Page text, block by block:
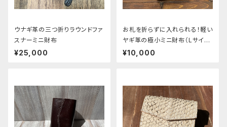
ウナギ革の三つ折りラウンドファ
スナーミニ財布
¥25,000
お札を折らずに入れられる！軽い
ヤギ革の極小ミニ財布（Lサイ
ズ）
¥10,000